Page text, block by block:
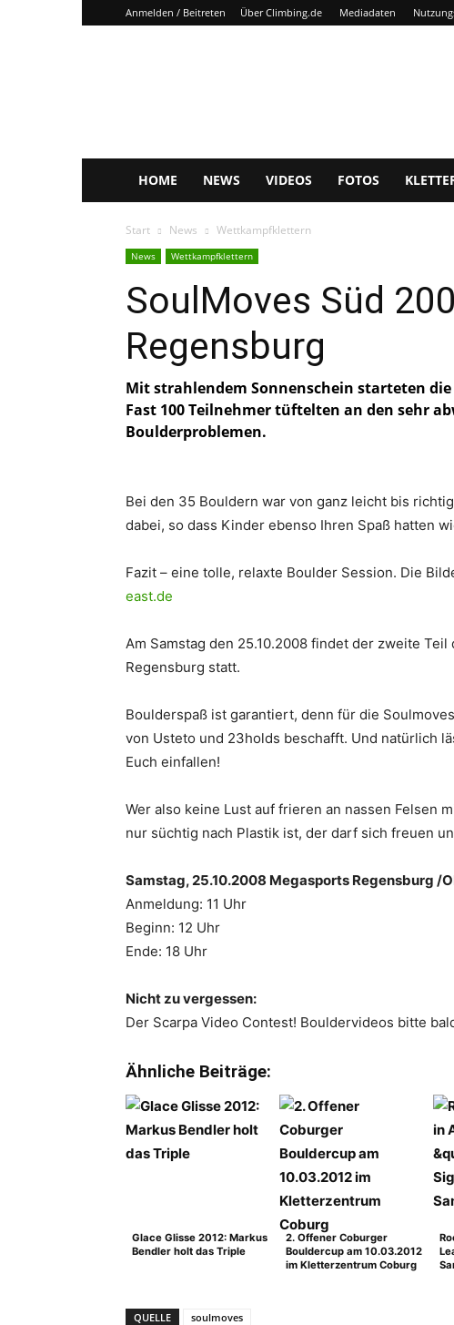
Anmelden / Beitreten Über Climbing.de Mediadaten
HOME NEWS VIDEOS FOTOS
Start News Wettkampfklettern
News Wettkampfklettern
SoulMoves Süd
Regensburg
Mit strahlendem Sonnenschein starteten
Fast 100 Teilnehmer tüftelten an den sehr
Boulderproblemen.
Bei den 35 Bouldern war von ganz leicht bis
dabei, so dass Kinder ebenso Ihren Spaß hatten
Fazit – eine tolle, relaxte Boulder Session. Die
east.de
Am Samstag den 25.10.2008 findet der zweite
Regensburg statt.
Boulderspaß ist garantiert, denn für die
von Usteto und 23holds beschafft. Und natürlich
Euch einfallen!
Wer also keine Lust auf frieren an nassen Felsen
nur süchtig nach Plastik ist, der darf sich freuen
Samstag, 25.10.2008 Megasports Regensburg /
Anmeldung: 11 Uhr
Beginn: 12 Uhr
Ende: 18 Uhr
Nicht zu vergessen:
Der Scarpa Video Contest! Bouldervideos bitte
Ähnliche Beiträge:
Glace Glisse 2012: Markus
Bendler holt das Triple
2. Offener Coburger
Bouldercup am 10.03.2012
im Kletterzentrum Coburg
QUELLE soulmoves